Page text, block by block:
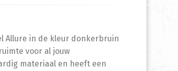
Allure in de kleur donkerbruin
voor al jouw
materiaal en heeft een